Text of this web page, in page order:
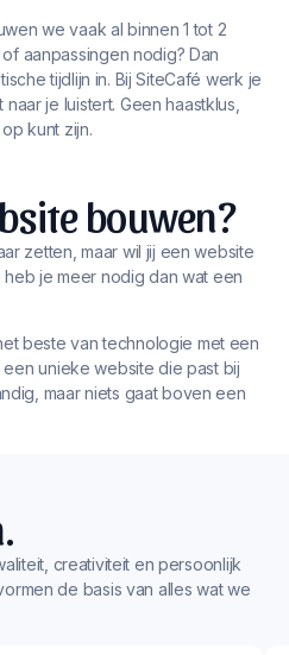
we vaak al binnen 1 tot 2
aanpassingen nodig? Dan
tijdlijn in. Bij SiteCafé werk je
je luistert. Geen haastklus,
kunt zijn.
bouwen?
zetten, maar wil jij een website
heb je meer nodig dan wat een
beste van technologie met een
unieke website die past bij
maar niets gaat boven een
creativiteit en persoonlijk
de basis van alles wat we